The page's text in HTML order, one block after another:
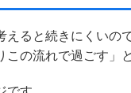
ると続きにくいので
この流れで過ごす」